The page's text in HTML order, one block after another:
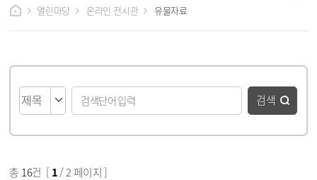
열린마당
온라인 전시관 유물자료
검색
총 16건 [ 1/ 2 페이지 ]